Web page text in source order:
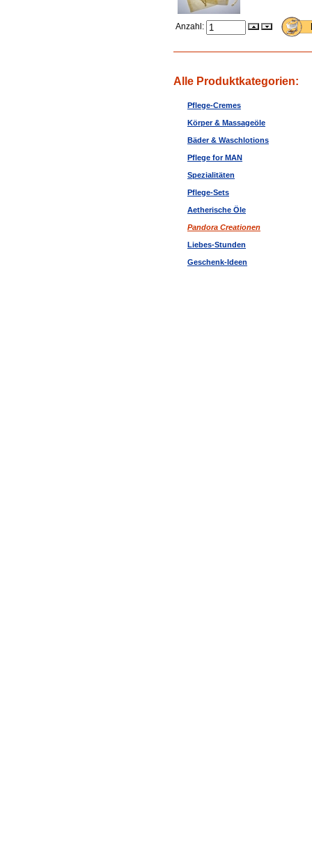
Anzahl:
Alle Produktkategorien:
Pflege-Cremes
Körper & Massageöle
Bäder & Waschlotions
Pflege for MAN
Spezialitäten
Pflege-Sets
Aetherische Öle
Pandora Creationen
Liebes-Stunden
Geschenk-Ideen